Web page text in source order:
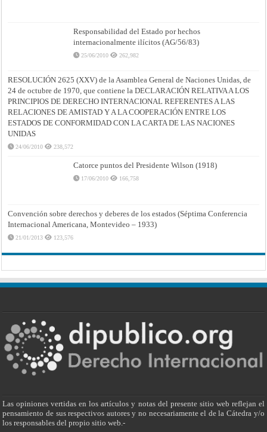
Responsabilidad del Estado por hechos
internacionalmente ilícitos (AG/56/83)
25/06/2010 262,982
RESOLUCIÓN 2625 (XXV) de la Asamblea General de Naciones Unidas, de
24 de octubre de 1970, que contiene la DECLARACIÓN RELATIVA A LOS
PRINCIPIOS DE DERECHO INTERNACIONAL REFERENTES A LAS
RELACIONES DE AMISTAD Y A LA COOPERACIÓN ENTRE LOS
ESTADOS DE CONFORMIDAD CON LA CARTA DE LAS NACIONES
UNIDAS
24/06/2010 238,572
Catorce puntos del Presidente Wilson (1918)
17/06/2010 166,758
Convención sobre derechos y deberes de los estados (Séptima Conferencia
Internacional Americana, Montevideo – 1933)
21/01/2013 123,576
Las opiniones vertidas en los artículos y notas del presente sitio web reflejan el
pensamiento de sus respectivos autores y no necesariamente el de la Cátedra y/o
los responsables del propio sitio web.-